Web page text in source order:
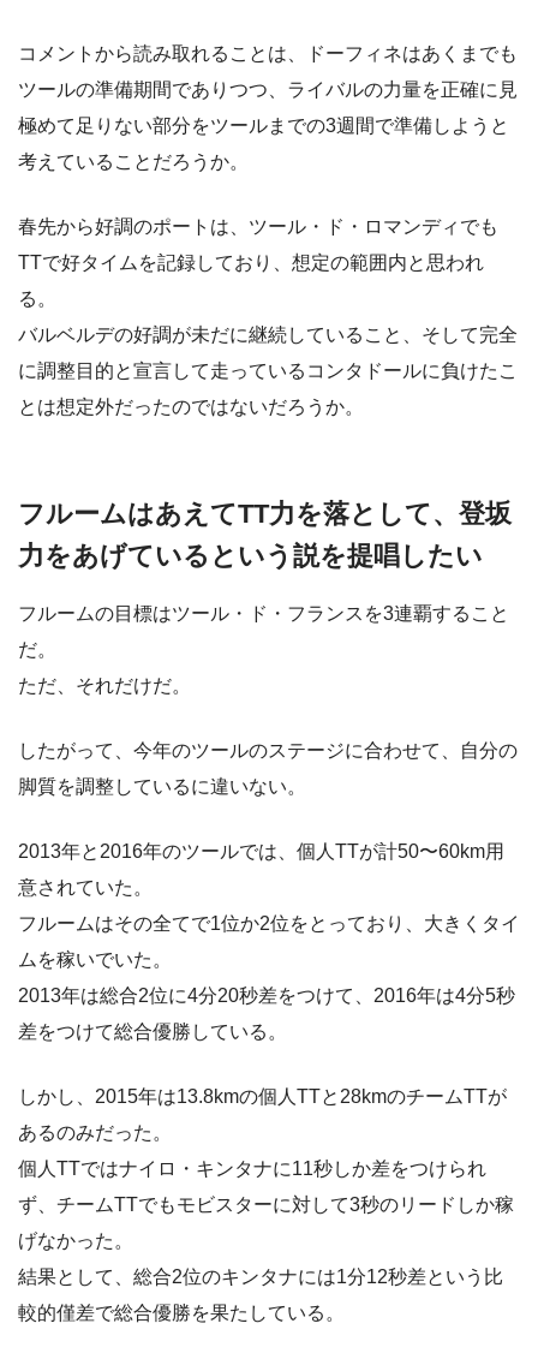
コメントから読み取れることは、ドーフィネはあくまでも
ツールの準備期間でありつつ、ライバルの力量を正確に見
極めて足りない部分をツールまでの3週間で準備しようと
考えていることだろうか。
春先から好調のポートは、ツール・ド・ロマンディでも
TTで好タイムを記録しており、想定の範囲内と思われ
る。
バルベルデの好調が未だに継続していること、そして完全
に調整目的と宣言して走っているコンタドールに負けたこ
とは想定外だったのではないだろうか。
フルームはあえてTT力を落として、登坂
力をあげているという説を提唱したい
フルームの目標はツール・ド・フランスを3連覇すること
だ。
ただ、それだけだ。
したがって、今年のツールのステージに合わせて、自分の
脚質を調整しているに違いない。
2013年と2016年のツールでは、個人TTが計50〜60km用
意されていた。
フルームはその全てで1位か2位をとっており、大きくタイ
ムを稼いでいた。
2013年は総合2位に4分20秒差をつけて、2016年は4分5秒
差をつけて総合優勝している。
しかし、2015年は13.8kmの個人TTと28kmのチームTTが
あるのみだった。
個人TTではナイロ・キンタナに11秒しか差をつけられ
ず、チームTTでもモビスターに対して3秒のリードしか稼
げなかった。
結果として、総合2位のキンタナには1分12秒差という比
較的僅差で総合優勝を果たしている。